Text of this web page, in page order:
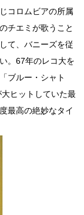
コロムビアの所属
チエミが歌うこと
て、バニーズを従
。67年のレコ大を
ブルー・シャト
ヒットしていた最
最高の絶妙なタイ